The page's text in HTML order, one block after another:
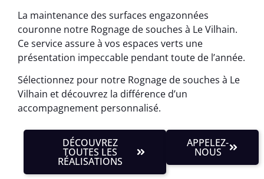
La maintenance des surfaces engazonnées
couronne notre Rognage de souches à Le Vilhain.
Ce service assure à vos espaces verts une
présentation impeccable pendant toute de l’année.
Sélectionnez pour notre Rognage de souches à Le
Vilhain et découvrez la différence d’un
accompagnement personnalisé.
DÉCOUVREZ
TOUTES LES
RÉALISATIONS
APPELEZ-
NOUS